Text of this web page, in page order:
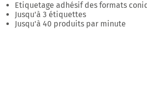
Etiquetage adhésif des formats
Jusqu'à 3 étiquettes
Jusqu'à 40 produits par minute